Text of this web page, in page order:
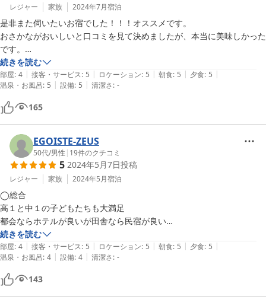
レジャー 家族 2024年7月宿泊
是非また伺いたいお宿でした！！！オススメです。
おさかながおいしいと口コミを見て決めましたが、本当に美味しかった
です。
季節やその日の仕入れによると思いますが、私達はホウボウのお造り
と、あじのたたき（少しなめろうのように味がつけてありました）、白
身魚（タイかな？湯引きか炙りかされていた気が。）が最初に出てき
て、どれも違う味が楽しめてとっても嬉しかったです。個人的には脂っ
こいと苦手に感じがちなタイ（？）が、手を加えられていてさっぱりし
ていて、細やかに提供していただき感動しました。
美味しい煮付けはおさかなが新鮮で、骨からきれいに身がとれた〜！
小鉢も、メカブや煮つけや南蛮づけ、海の幸が盛りだくさんで嬉しかっ
たです。
茶碗蒸しも、ホテルや旅館では必ずついてきますが、こちらのものはさ
っぱりした味付けでとてもよかったです。脂っこい具がなく、お腹いっ
ぱいになってからでもおいしくいただきました。
かき揚げもとても美味しかったのですが、お腹いっぱいで残してしまい
ました、すみません…。
おかみさんが、あついうちに１つ食べておいて！と言ってくださりそこ
で１つ食べて置いて良かった。＾＾。
デザートのフルーツもおいしく、メロンの季節がおすすめかもしれませ
んね！
続きを読む
部屋: 4 | 接客・サービス: 5 | ロケーション: 5 | 朝食: 5 | 夕食: 5 |
温泉・お風呂: 5 | 設備: 5 | 清潔さ: -
165
EGOISTE-ZEUS
50代/男性 | 19件のクチコミ
5 2024年5月7日投稿
レジャー 家族 2024年5月宿泊
◯総合
高１と中１の子どもたちも大満足
都会ならホテルが良いが田舎なら民宿が良い
あえて辛口に評価しても高得点
◯立地
海はすぐそば
とは言え窓の外が水平線という訳ではない
伊良湖岬灯台も徒歩圏内
◯部屋
続きを読む
部屋: 4 | 接客・サービス: 5 | ロケーション: 5 | 朝食: 5 | 夕食: 5 |
温泉・お風呂: 4 | 設備: 4 | 清潔さ: -
143